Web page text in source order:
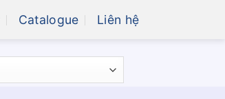
Catalogue Liên hệ